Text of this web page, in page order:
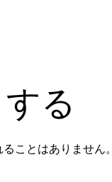
る
ことはありません。